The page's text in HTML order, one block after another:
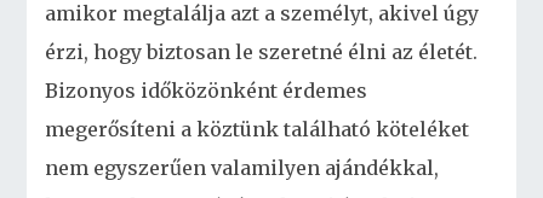
amikor megtalálja azt a személyt, akivel úgy
érzi, hogy biztosan le szeretné élni az életét.
Bizonyos időközönként érdemes
megerősíteni a köztünk található köteléket
nem egyszerűen valamilyen ajándékkal,